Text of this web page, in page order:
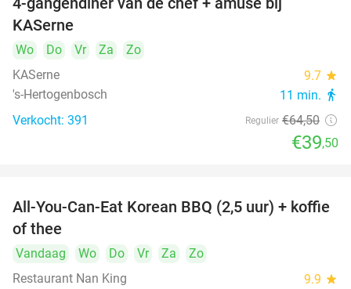
KASerne
Wo Do Vr Za
Zo
KASerne
9.7 star
's-Hertogenbosch 11 min. directions_walk
Verkocht: 391 Regulier €64,50
€39,50
26%
All-You-Can-Eat Korean BBQ (2,5 uur) + koffie
of thee
Vandaag Wo Do Vr Za
Zo
Restaurant Nan King
9.9 star